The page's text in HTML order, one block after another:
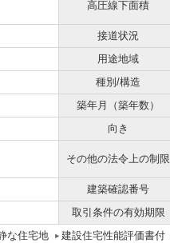
高圧線下面積
接道状況
用途地域
種別/構造
築年月（築年数）
向き
その他の法令上の制限
建築確認番号
取引条件の有効期限
な住宅地 建設住宅性能評価書付